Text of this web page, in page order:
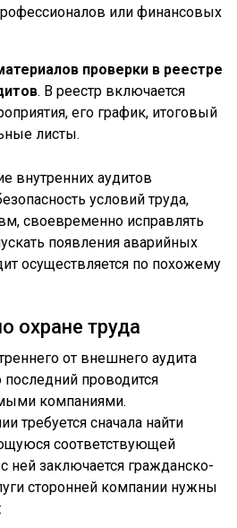
или финансовых
проверки в реестре
. В реестр включается
его график, итоговый
листы.
внутренних аудитов
условий труда,
своевременно исправлять
появления аварийных
осуществляется по похожему
охране труда
от внешнего аудита
последний проводится
компаниями.
требуется сначала найти
соответствующей
ней заключается гражданско-
сторонней компании нужны